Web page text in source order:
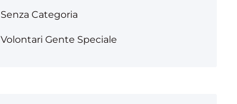
Senza Categoria
Volontari Gente Speciale